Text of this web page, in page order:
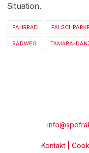
Situation.
FAHRRAD
RADWEG TAMARA-
Kontakt